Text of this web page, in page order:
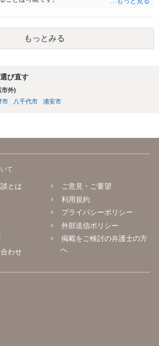
もっとみる
び直す
市外)
市 八千代市 浦安市
て
とは
わせ
ご意見・ご要望
利用規約
プライバシーポリシー
外部送信ポリシー
掲載をご検討の弁護士の方
へ